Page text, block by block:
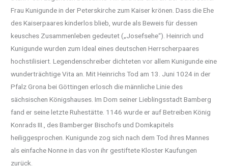
Frau Kunigunde in der Peterskirche zum Kaiser krönen. Dass die Ehe
des Kaiserpaares kinderlos blieb, wurde als Beweis für dessen
keusches Zusammenleben gedeutet („Josefsehe“). Heinrich und
Kunigunde wurden zum Ideal eines deutschen Herrscherpaares
hochstilisiert. Legendenschreiber dichteten vor allem Kunigunde eine
wunderträchtige Vita an. Mit Heinrichs Tod am 13. Juni 1024 in der
Pfalz Grona bei Göttingen erlosch die männliche Linie des
sächsischen Königshauses. Im Dom seiner Lieblingsstadt Bamberg
fand er seine letzte Ruhestätte. 1146 wurde er auf Betreiben König
Konrads III., des Bamberger Bischofs und Domkapitels
heiliggesprochen. Kunigunde zog sich nach dem Tod ihres Mannes
als einfache Nonne in das von ihr gestiftete Kloster Kaufungen
zurück.